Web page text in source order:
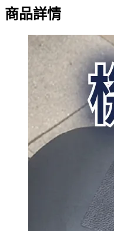
商品詳情